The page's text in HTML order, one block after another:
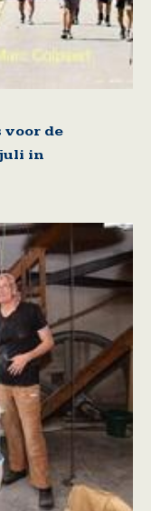
voor de
juli in